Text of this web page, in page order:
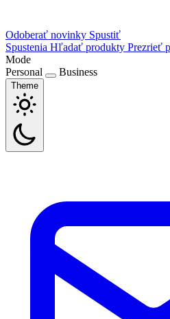
Odoberať novinky Spustiť
Spustenia Hľadať produkty Prezrieť
Mode
Personal
Business
Theme